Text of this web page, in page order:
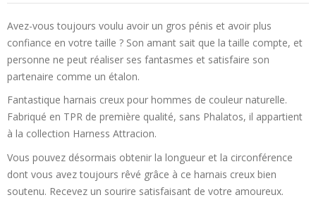
Avez-vous toujours voulu avoir un gros pénis et avoir plus
confiance en votre taille ? Son amant sait que la taille compte, et
personne ne peut réaliser ses fantasmes et satisfaire son
partenaire comme un étalon.
Fantastique harnais creux pour hommes de couleur naturelle.
Fabriqué en TPR de première qualité, sans Phalatos, il appartient
à la collection Harness Attracion.
Vous pouvez désormais obtenir la longueur et la circonférence
dont vous avez toujours rêvé grâce à ce harnais creux bien
soutenu. Recevez un sourire satisfaisant de votre amoureux.